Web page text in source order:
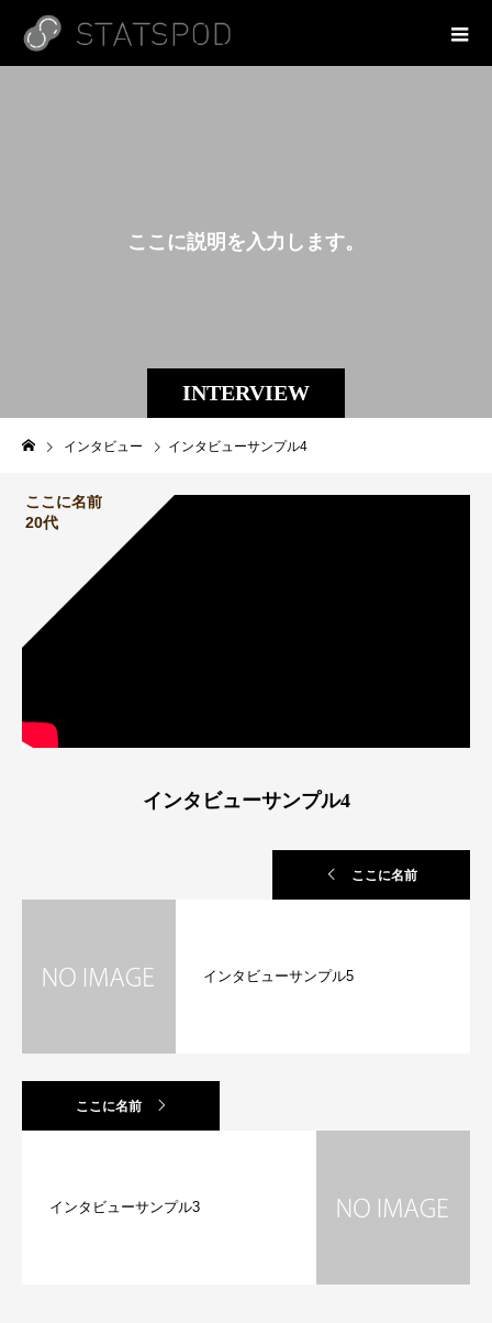
INTERVIEW
こ こ に説明 を 入 力 し ま す。
インタビュー インタビューサンプル4
ここに名前
20代
インタビューサンプル4
ここに名前
インタビューサンプル5
ここに名前
インタビューサンプル3